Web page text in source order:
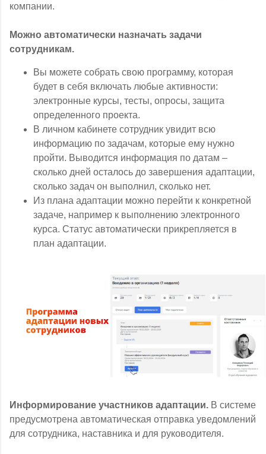
компании.
Можно автоматически назначать задачи
сотрудникам.
Вы можете собрать свою программу, которая
будет в себя включать любые активности:
электронные курсы, тесты, опросы, защита
определенного проекта.
В личном кабинете сотрудник увидит всю
информацию по задачам, которые ему нужно
пройти. Выводится информация по датам –
сколько дней осталось до завершения адаптации,
сколько задач он выполнил, сколько нет.
Из плана адаптации можно перейти к конкретной
задаче, например к выполнению электронного
курса. Статус автоматически прикрепляется в
план адаптации.
Информирование участников адаптации. В системе
предусмотрена автоматическая отправка уведомлений
для сотрудника, наставника и для руководителя.